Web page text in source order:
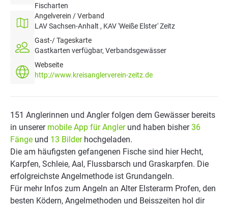
Fischarten
Angelverein / Verband
LAV Sachsen-Anhalt , KAV 'Weiße Elster' Zeitz
Gast-/ Tageskarte
Gastkarten verfügbar, Verbandsgewässer
Webseite
http://www.kreisanglerverein-zeitz.de
151 Anglerinnen und Angler folgen dem Gewässer bereits
in unserer mobile App für Anglerund haben bisher36
Fänge und 13 Bilderhochgeladen.
Die am häufigsten gefangenen Fische sind hier Hecht,
Karpfen, Schleie, Aal, Flussbarsch und Graskarpfen. Die
erfolgreichste Angelmethode ist Grundangeln.
Für mehr Infos zum Angeln an Alter Elsterarm Profen, den
besten Ködern, Angelmethoden und Beisszeiten hol dir